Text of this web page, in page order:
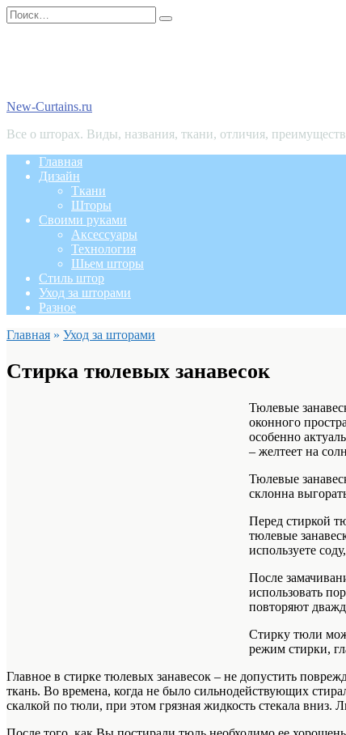
Перейти
к
Search
for:
New-Curtains.ru
Все о шторах. Виды, названия, ткани, отличия,
Главная
Дизайн
Ткани
Шторы
Своими руками
Аксессуары
Технология
Шьем шторы
Стиль штор
Уход за шторами
Разное
Главная » Уход за шторами
Стирка тюлевых занавесок
Тюлевые
оконного
особенно
– желтеет на
Тюлевые
склонна
Перед стиркой
тюлевые
используете
После
использовать
повторяют
Стирку тюли
режим стирки,
Главное в стирке тюлевых занавесок – не допустить
ткань. Во времена, когда не было сильнодействующих
скалкой по тюли, при этом грязная жидкость стекала